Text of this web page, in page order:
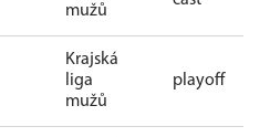
mužů
Krajská
liga
mužů
playoff